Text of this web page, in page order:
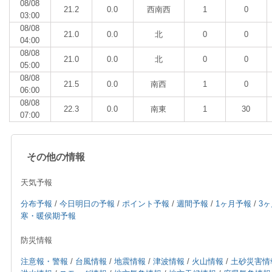
08/08
03:00
21.2 0.0 西南西 1 0
08/08
04:00
21.0 0.0 北 0 0
08/08
05:00
21.0 0.0 北 0 0
08/08
06:00
21.5 0.0 南西 1 0
08/08
07:00
22.3 0.0 南東 1 30
その他の情報
天気予報
分布予報 / 今日明日の予報 / ポイント予報 / 週間予報 / 1ヶ月予報 / 3
寒・暖侯期予報
防災情報
注意報・警報 / 台風情報 / 地震情報 / 津波情報 / 火山情報 / 土砂災害情